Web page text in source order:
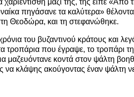
μαζί της, της είπε
πηγάσανε τα καλύτερα»
Θεοδώρα, και τη στεφανώθηκε.
του βυζαντινού κράτους και
που έγραψε, το τροπάρι
κοντά στον ψάλτη
κλάψης ακούγοντας έναν ψάλτη